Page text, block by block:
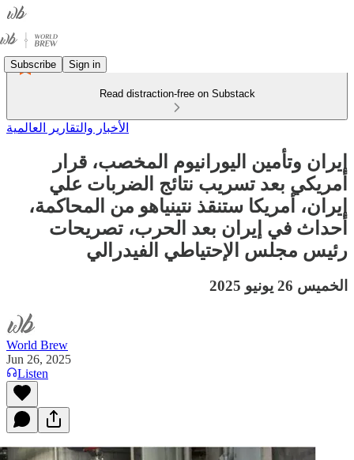
Subscribe Sign in
Read distraction-free on Substack
الأخبار والتقارير العالمية
إيران وتأمين اليورانيوم المخصب، قرار
أمريكي بعد تسريب نتائج الضربات علي
إيران، أمريكا ستنقذ نتينياهو من المحاكمة،
أحداث في إيران بعد الحرب، تصريحات
رئيس مجلس الإحتياطي الفيدرالي
الخميس 26 يونيو 2025
World Brew
Jun 26, 2025
Listen